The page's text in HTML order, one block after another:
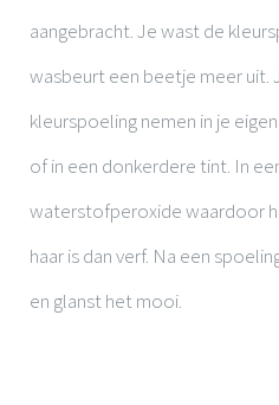
aangebracht. Je wast de
wasbeurt een beetje meer uit.
kleurspoeling nemen in je
of in een donkerdere tint. In
waterstofperoxide waardoor
haar is dan verf. Na een
en glanst het mooi.